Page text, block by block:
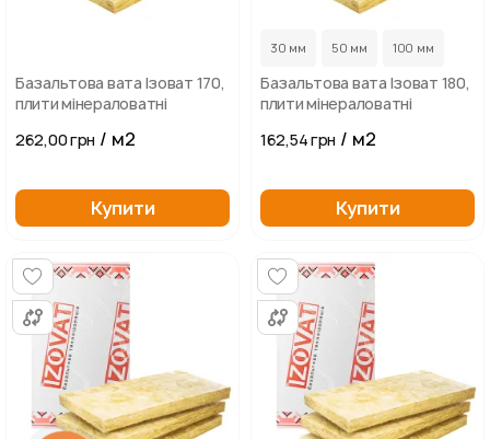
Базальтова вата Ізоват 170,
плити мінераловатні
262,00 грн / м2
Купити
30 мм 50 мм 100 мм
Базальтова вата Ізоват 180,
плити мінераловатні
162,54 грн / м2
Купити